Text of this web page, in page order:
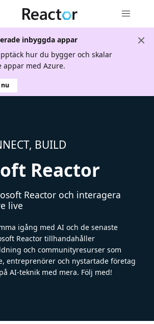
inbyggda appar
hur du bygger och skalar
appar med Azure.
BUILD
Reactor
Reactor och interagera
live
igång med AI och de senaste
Reactor tillhandahåller
och communityresurser som
entreprenörer och nystartade företag
AI-teknik med mera. Följ med!